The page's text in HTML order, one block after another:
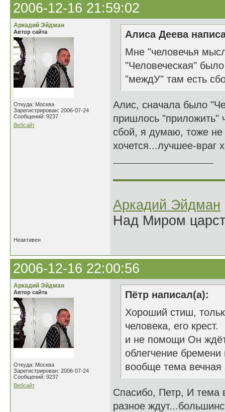
2006-12-16 21:59:02
Аркадий Эйдман
Автор сайта
Откуда: Москва
Зарегистрирован: 2006-07-24
Сообщений: 9237
Вебсайт
Алиса Деева
Мне "человечья
"Человеческая"
"междУ" там есть
Алис, сначала было
пришлось "приложить"
сбой, я думаю, тоже не
хочется...лучшее-враг
Аркадий Эйдман
Над Миром
Неактивен
2006-12-16 22:00:56
Аркадий Эйдман
Автор сайта
Откуда: Москва
Зарегистрирован: 2006-07-24
Сообщений: 9237
Вебсайт
Пётр написал(а):
Хороший стиш,
человека, его крест.
и не помощи Он
облегчение
вообще тема вечная
Спасибо, Петр, И тема
разное